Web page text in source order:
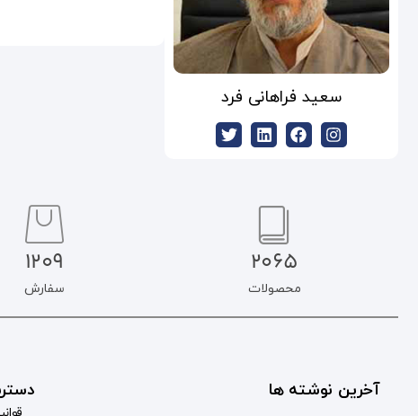
سعید فراهانی فرد
2065
محصولات
1209
سفارش
آخرین نوشته ها